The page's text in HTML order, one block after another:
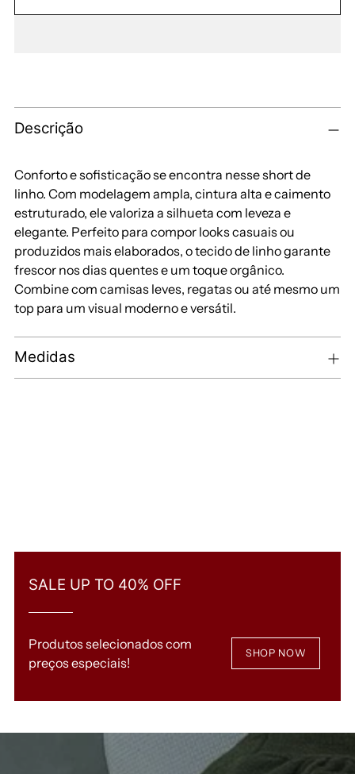
Descrição
Conforto e sofisticação se encontra nesse short de
linho. Com modelagem ampla, cintura alta e caimento
estruturado, ele valoriza a silhueta com leveza e
elegante. Perfeito para compor looks casuais ou
produzidos mais elaborados, o tecido de linho garante
frescor nos dias quentes e um toque orgânico.
Combine com camisas leves, regatas ou até mesmo um
top para um visual moderno e versátil.
Medidas
SALE UP TO 40% OFF
Produtos selecionados com
preços especiais!
SHOP NOW